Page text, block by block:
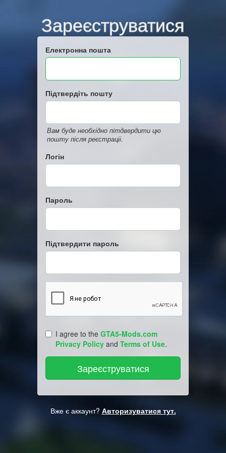
Зареєструватися
Електронна пошта
Підтвердіть пошту
Вам буде необхідно пітдвердити цю
пошту після реєстраціі.
Логін
Пароль
Підтвердити пароль
I agree to the GTA5-Mods.com
Privacy Policy and Terms of Use.
Вже є аккаунт? Авторизуватися тут.